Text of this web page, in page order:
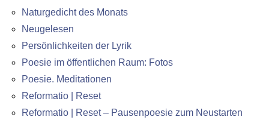
Naturgedicht des Monats
Neugelesen
Persönlichkeiten der Lyrik
Poesie im öffentlichen Raum: Fotos
Poesie. Meditationen
Reformatio | Reset
Reformatio | Reset – Pausenpoesie zum Neustarten